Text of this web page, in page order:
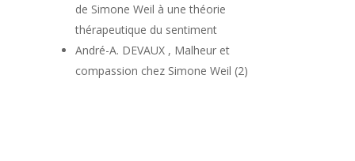
de Simone Weil à une théorie
thérapeutique du sentiment
André-A. DEVAUX , Malheur et
compassion chez Simone Weil (2)